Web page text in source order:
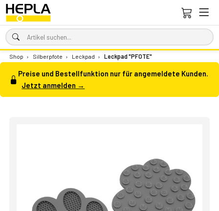
Shop › Silberpfote › Leckpad › Leckpad "PFOTE"
Preise und Bestellfunktion nur für angemeldete Kunden.
Jetzt anmelden →